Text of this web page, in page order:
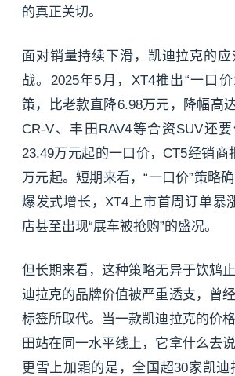
的真正关切。
面对销量持续下滑，凯迪拉克的
战。2025年5月，XT4推出“一口
策，比老款直降6.98万元，降幅高
CR-V、丰田RAV4等合资SUV还
23.49万元起的一口价，CT5经销商
万元起。短期来看，“一口价”策略
爆发式增长，XT4上市首周订单暴
店甚至出现“展车被抢购”的盛况。
但长期来看，这种策略无异于饮鸩
迪拉克的品牌价值被严重透支，曾
标签所取代。当一款凯迪拉克的价
田站在同一水平线上，它拿什么去
更雪上加霜的是，全国超30家凯迪